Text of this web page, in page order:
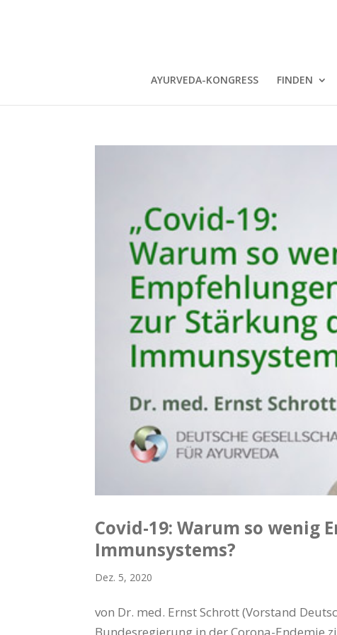
AYURVEDA-KONGRESS FINDEN
Covid-19: Warum so wenig
Immunsystems?
Dez. 5, 2020
von Dr. med. Ernst Schrott (Vorstand
Bundesregierung in der Corona-Endemie